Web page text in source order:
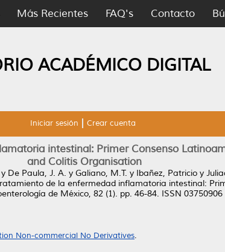
Más Recientes FAQ's Contacto
ACADÉMICO DIGITAL
Iniciar sesión Crear cuenta
intestinal: Primer Consenso
and Colitis Organisation
y De Paula, J. A. y Galiano, M.T. y Ibañez, Patricio y
de la enfermedad inflamatoria intestinal:
de México, 82 (1). pp. 46-84. ISSN 03750906
Non-commercial No Derivatives.